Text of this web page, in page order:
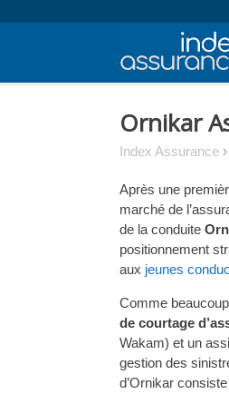
to
Ornikar
Index Assurance ›
Après une
marché de
de la conduite
positionnement
aux jeunes
Comme
de courtage
Wakam) et un
gestion des
d’Ornikar